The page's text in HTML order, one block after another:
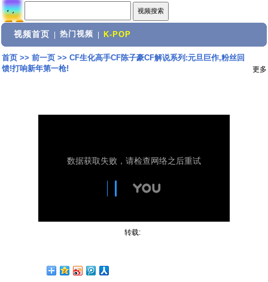
视频首页 热门视频 K-POP
首页>> 前一页>> CF生化高手CF陈子豪CF解说系列:元旦巨作,粉丝回
馈!打响新年第一枪!
更多
转载: